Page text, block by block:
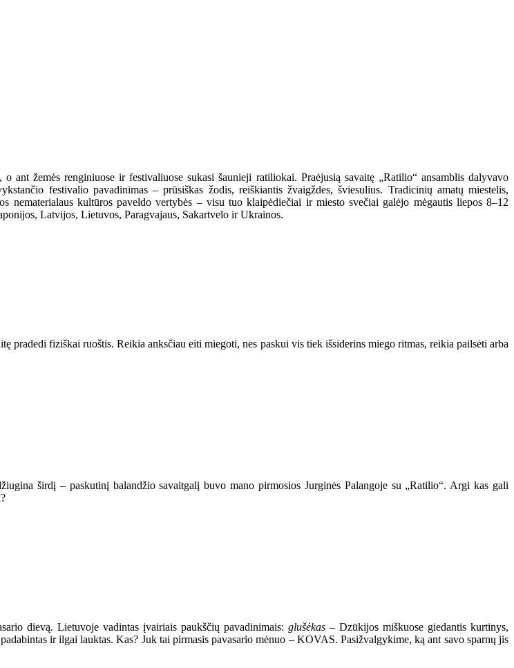
ant žemės renginiuose ir festivaliuose sukasi šaunieji ratiliokai. Praėjusią savaitę „Ratilio“ ansamblis dalyvavo
festivalio pavadinimas – prūsiškas žodis, reiškiantis žvaigždes, šviesulius. Tradicinių amatų miestelis,
kultūros paveldo vertybės – visu tuo klaipėdiečiai ir miesto svečiai galėjo mėgautis liepos 8–12
Latvijos, Lietuvos, Paragvajaus, Sakartvelo ir Ukrainos.
pradedi fiziškai ruoštis. Reikia anksčiau eiti miegoti, nes paskui vis tiek išsiderins miego ritmas, reikia pailsėti arba
širdį – paskutinį balandžio savaitgalį buvo mano pirmosios Jurginės Palangoje su „Ratilio“. Argi kas gali
dievą. Lietuvoje vadintas įvairiais paukščių pavadinimais: glušėkas – Dzūkijos miškuose giedantis kurtinys,
ir ilgai lauktas. Kas? Juk tai pirmasis pavasario mėnuo – KOVAS. Pasižvalgykime, ką ant savo sparnų jis